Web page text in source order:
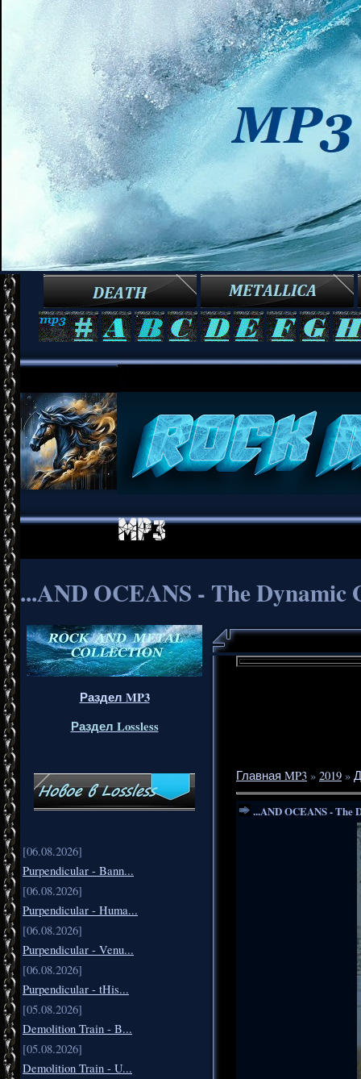
...AND OCEANS - The Dynamic
Раздел MP3
Раздел Lossless
[06.08.2026]
Purpendicular - Bann...
[06.08.2026]
Purpendicular - Huma...
[06.08.2026]
Purpendicular - Venu...
[06.08.2026]
Purpendicular - tHis...
[05.08.2026]
Demolition Train - B...
[05.08.2026]
Demolition Train - U...
Главная MP3 » 2019 »
...AND OCEANS - The